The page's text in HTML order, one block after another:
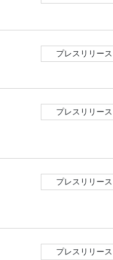
プレスリリース
プレスリリース
プレスリリース
プレスリリース